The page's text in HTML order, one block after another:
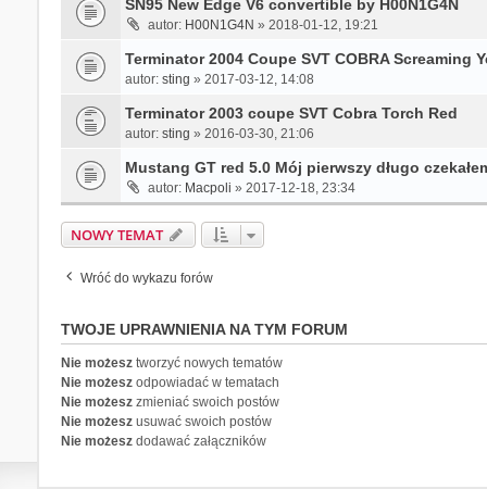
SN95 New Edge V6 convertible by H00N1G4N
autor: H00N1G4N » 2018-01-12, 19:21
Terminator 2004 Coupe SVT COBRA Screaming
autor: sting » 2017-03-12, 14:08
Terminator 2003 coupe SVT Cobra Torch Red
autor: sting » 2016-03-30, 21:06
Mustang GT red 5.0 Mój pierwszy długo
autor: Macpoli » 2017-12-18, 23:34
NOWY TEMAT
Wróć do wykazu forów
TWOJE UPRAWNIENIA NA TYM FORUM
Nie możesztworzyć nowych tematów
Nie możeszodpowiadać w tematach
Nie możeszzmieniać swoich postów
Nie możeszusuwać swoich postów
Nie możeszdodawać załączników